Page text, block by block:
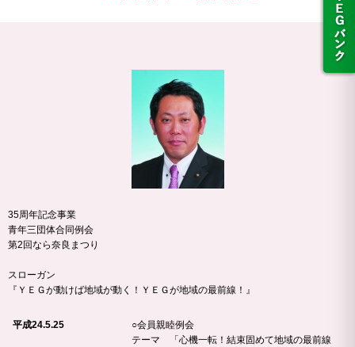
35周年記念事業
青年三団体合同例会
第2回なら奈良まつり
スローガン
『ＹＥＧが動けば地域が動く！ＹＥＧが地域の最前線！』
平成24.5.25
○会員親睦例会
テーマ 「心機一転！結束固めて地域の最前線